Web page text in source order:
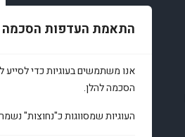
התאמת העדפות הסכמה
אנו משתמשים בעוגיות כדי לסייע
הסכמה להלן.
העוגיות שמסווגות כ"נחוצות"